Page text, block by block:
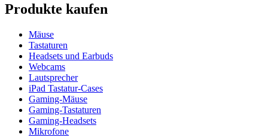
Produkte kaufen
Mäuse
Tastaturen
Headsets und Earbuds
Webcams
Lautsprecher
iPad Tastatur-Cases
Gaming-Mäuse
Gaming-Tastaturen
Gaming-Headsets
Mikrofone